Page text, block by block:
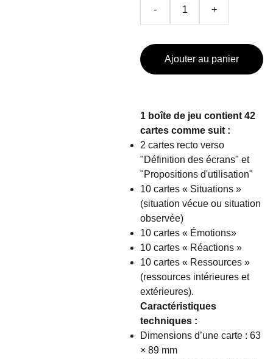
- +
Ajouter au panier
1 boîte de jeu contient 42
cartes comme suit :
2 cartes recto verso
"Définition des écrans" et
"Propositions d'utilisation"
10 cartes « Situations »
(situation vécue ou situation
observée)
10 cartes « Émotions»
10 cartes « Réactions »
10 cartes « Ressources »
(ressources intérieures et
extérieures).
Caractéristiques
techniques :
Dimensions d’une carte : 63
× 89 mm